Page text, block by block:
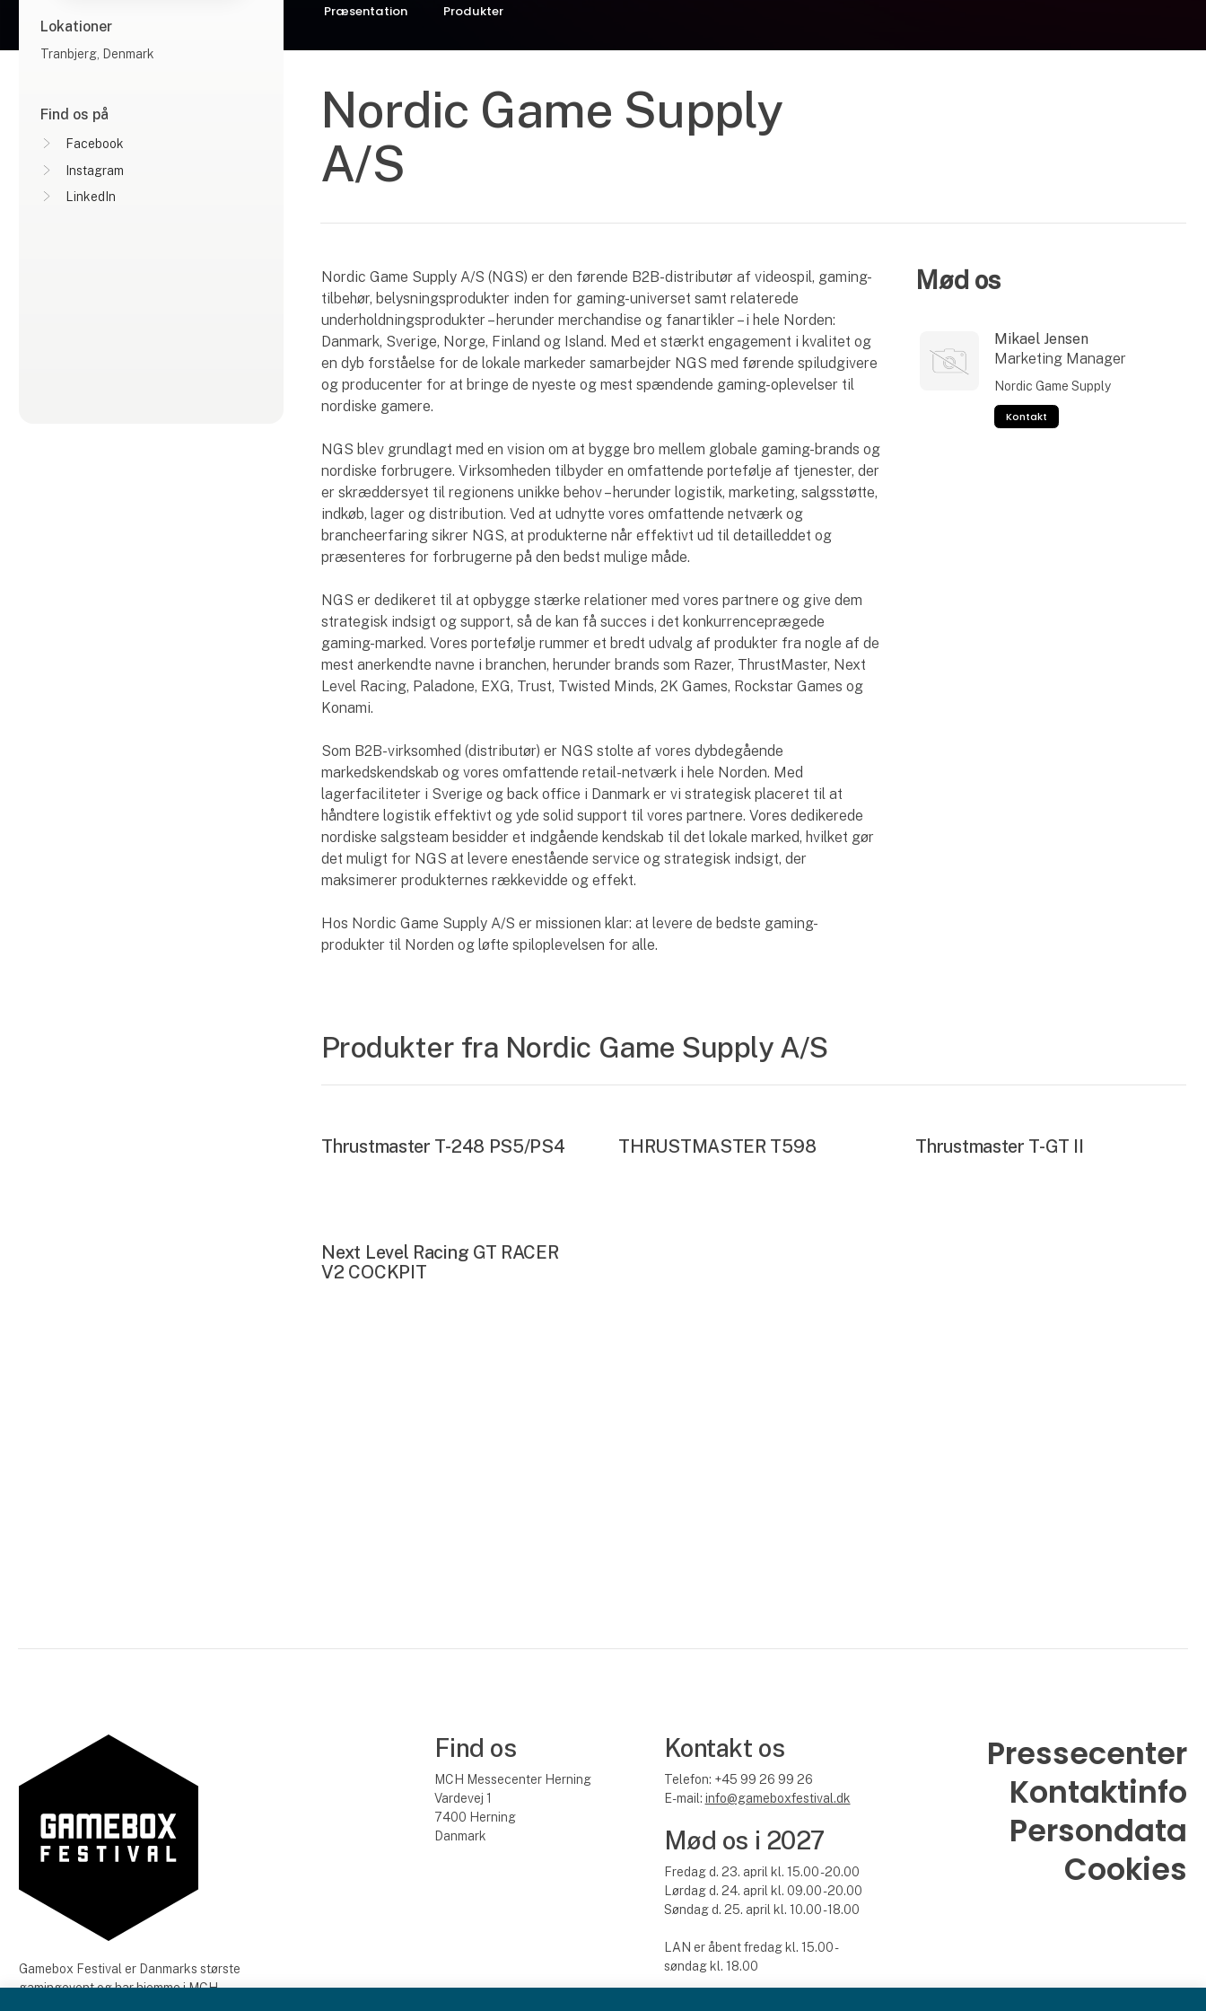
Præsentation
Produkter
Lokationer
Tranbjerg, Denmark
Find os på
Facebook
Instagram
LinkedIn
Nordic Game Supply
A/S
Nordic Game Supply A/S (NGS) er den førende B2B-distributør af videospil, gaming-
tilbehør, belysningsprodukter inden for gaming-universet samt relaterede
underholdningsprodukter – herunder merchandise og fanartikler – i hele Norden:
Danmark, Sverige, Norge, Finland og Island. Med et stærkt engagement i kvalitet og
en dyb forståelse for de lokale markeder samarbejder NGS med førende spiludgivere
og producenter for at bringe de nyeste og mest spændende gaming-oplevelser til
nordiske gamere.
NGS blev grundlagt med en vision om at bygge bro mellem globale gaming-brands og
nordiske forbrugere. Virksomheden tilbyder en omfattende portefølje af tjenester, der
er skræddersyet til regionens unikke behov – herunder logistik, marketing, salgsstøtte,
indkøb, lager og distribution. Ved at udnytte vores omfattende netværk og
brancheerfaring sikrer NGS, at produkterne når effektivt ud til detailleddet og
præsenteres for forbrugerne på den bedst mulige måde.
NGS er dedikeret til at opbygge stærke relationer med vores partnere og give dem
strategisk indsigt og support, så de kan få succes i det konkurrenceprægede
gaming-marked. Vores portefølje rummer et bredt udvalg af produkter fra nogle af de
mest anerkendte navne i branchen, herunder brands som Razer, ThrustMaster, Next
Level Racing, Paladone, EXG, Trust, Twisted Minds, 2K Games, Rockstar Games og
Konami.
Som B2B-virksomhed (distributør) er NGS stolte af vores dybdegående
markedskendskab og vores omfattende retail-netværk i hele Norden. Med
lagerfaciliteter i Sverige og back office i Danmark er vi strategisk placeret til at
håndtere logistik effektivt og yde solid support til vores partnere. Vores dedikerede
nordiske salgsteam besidder et indgående kendskab til det lokale marked, hvilket gør
det muligt for NGS at levere enestående service og strategisk indsigt, der
maksimerer produkternes rækkevidde og effekt.
Hos Nordic Game Supply A/S er missionen klar: at levere de bedste gaming-
produkter til Norden og løfte spiloplevelsen for alle.
Mød os
Mikael Jensen
Marketing Manager
Nordic Game Supply
Kontakt
Produkter fra Nordic Game Supply A/S
Thrustmaster T-248 PS5/PS4 THRUSTMASTER T598 Thrustmaster T-GT II
Next Level Racing GT RACER
V2 COCKPIT
Gamebox Festival er Danmarks største
gamingevent og har hjemme i MCH
Find os
MCH Messecenter Herning
Vardevej 1
7400 Herning
Danmark
Kontakt os
Telefon: +45 99 26 99 26
E-mail: info@gameboxfestival.dk
Mød os i 2027
Fredag d. 23. april kl. 15.00 - 20.00
Lørdag d. 24. april kl. 09.00 - 20.00
Søndag d. 25. april kl. 10.00 - 18.00
LAN er åbent fredag kl. 15.00 -
søndag kl. 18.00
Pressecenter
Kontaktinfo
Persondata
Cookies